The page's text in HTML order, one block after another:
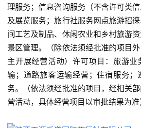
产
热
门
景
点
旅
信
理服务；信息咨询服务（不含许可类
及展览服务；旅行社服务网点旅游招
间工艺及制品、休闲农业和乡村旅游
景区管理。（除依法须经批准的项目
主开展经营活动）许可项目：旅游业
输；道路旅客运输经营；住宿服务；
务。（依法须经批准的项目，经相关
营活动，具体经营项目以审批结果为准